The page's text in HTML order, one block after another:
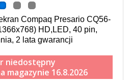
Compaq Presario CQ56-
HD,LED, 40 pin,
2 lata gwarancji
niedostępny
magazynie 16.8.2026